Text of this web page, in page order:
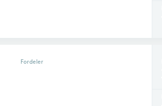
Fordeler